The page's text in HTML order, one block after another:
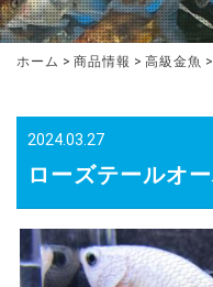
ホーム > 商品情報 > 高級金魚 >
2024.03.27
ローズテールオ